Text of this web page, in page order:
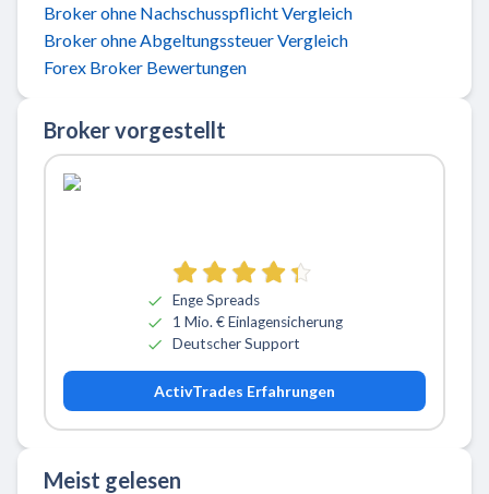
Broker ohne Nachschusspflicht Vergleich
Broker ohne Abgeltungssteuer Vergleich
Forex Broker Bewertungen
Broker vorgestellt
Enge Spreads
1 Mio. € Einlagensicherung
Deutscher Support
ActivTrades Erfahrungen
Meist gelesen